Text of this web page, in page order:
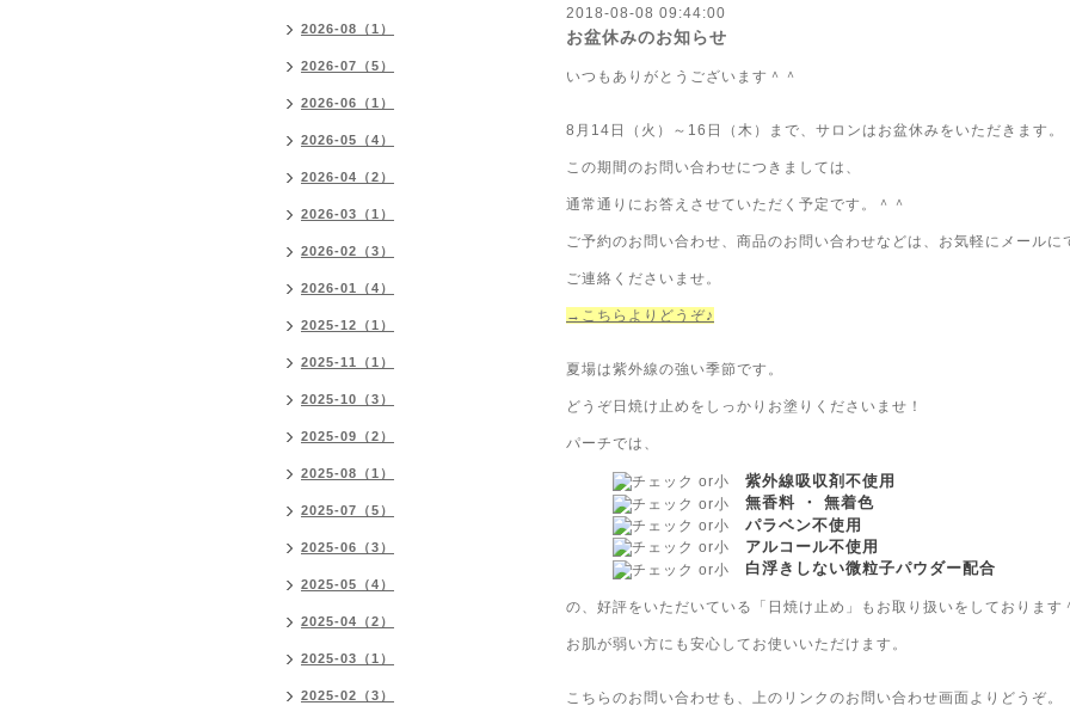
2018-08-08 09:44:00
お盆休みのお知らせ
いつもありがとうございます＾＾
8月14日（火）～16日（木）まで、サロンはお盆休みをいただきます。
この期間のお問い合わせにつきましては、
通常通りにお答えさせていただく予定です。＾＾
ご予約のお問い合わせ、商品のお問い合わせなどは、お気軽にメールに
ご連絡くださいませ。
→こちらよりどうぞ♪
夏場は紫外線の強い季節です。
どうぞ日焼け止めをしっかりお塗りくださいませ！
パーチでは、
紫外線吸収剤不使用
無香料 ・ 無着色
パラベン不使用
アルコール不使用
白浮きしない微粒子パウダー配合
の、好評をいただいている「日焼け止め」もお取り扱いをしております
お肌が弱い方にも安心してお使いいただけます。
こちらのお問い合わせも、上のリンクのお問い合わせ画面よりどうぞ。
2026-08（1）
2026-07（5）
2026-06（1）
2026-05（4）
2026-04（2）
2026-03（1）
2026-02（3）
2026-01（4）
2025-12（1）
2025-11（1）
2025-10（3）
2025-09（2）
2025-08（1）
2025-07（5）
2025-06（3）
2025-05（4）
2025-04（2）
2025-03（1）
2025-02（3）